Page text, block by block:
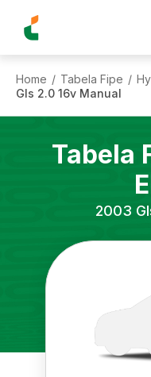
Home / Tabela Fipe /
Gls 2.0 16v Manual
Tabela
2003